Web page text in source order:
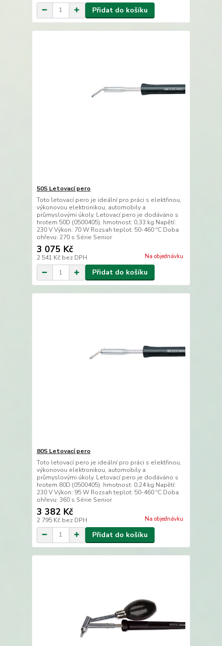
Přidat do košíku
50S Letovací pero
Toto letovací pero je ideální pro práci s elektřinou,
výkonovou elektronikou, automobily a
průmyslovými úkoly. Letovací pero je dodáváno s
hrotem 50D (0500405). hmotnost: 0,33 kg Napětí:
230 V Výkon: 70 W Rozsah teplot: 50-460 ºC Doba
ohřevu: 270 s Série Senior
3 075 Kč
2 541 Kč bez DPH Na objednávku
Přidat do košíku
80S Letovací pero
Toto letovací pero je ideální pro práci s elektřinou,
výkonovou elektronikou, automobily a
průmyslovými úkoly. Letovací pero je dodáváno s
hrotem 80D (0500405). hmotnost: 0,24 kg Napětí:
230 V Výkon: 95 W Rozsah teplot: 50-460 ºC Doba
ohřevu: 360 s Série Senior
3 382 Kč
2 795 Kč bez DPH Na objednávku
Přidat do košíku